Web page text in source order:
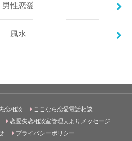
男性恋愛
風水
恋相談
ここなら恋愛電話相談
恋愛失恋相談室管理人よりメッセージ
プライバシーポリシー